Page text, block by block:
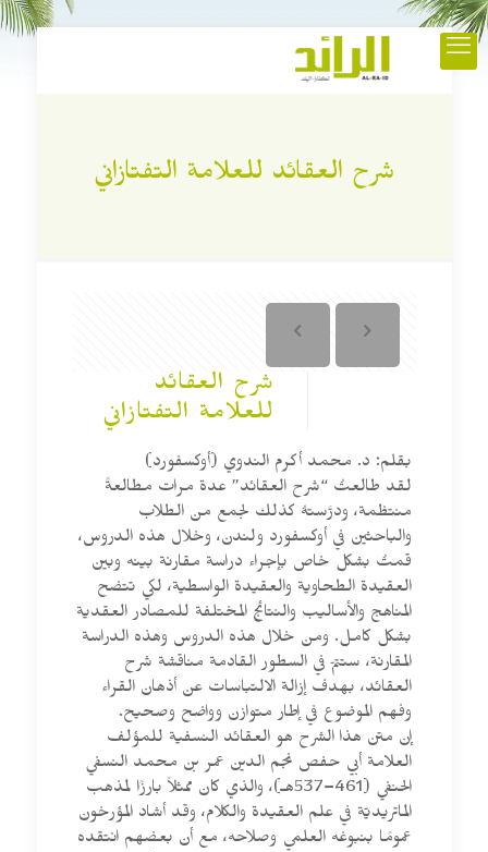
شرح العقائد للعلامة التفتازاني
شرح العقائد
للعلامة التفتازاني
بقلم: د. محمد أكرم الندوي (أوكسفورد)
لقد طالعتُ “شرح العقائد” عدة مرات مطالعةً
منتظمة، ودرَّستهُ كذلك لجمع من الطلاب
والباحثين في أوكسفورد ولندن، وخلال هذه الدروس،
قمتُ بشكل خاص بإجراء دراسة مقارنة بينه وبين
العقيدة الطحاوية والعقيدة الواسطية، لكي تتضح
المناهج والأساليب والنتائج المختلفة للمصادر العقدية
بشكل كامل. ومن خلال هذه الدروس وهذه الدراسة
المقارنة، ستتمّ في السطور القادمة مناقشة شرح
العقائد، بهدف إزالة الالتباسات عن أذهان القراء
وفهم الموضوع في إطار متوازن وواضح وصحيح.
إن متن هذا الشرح هو العقائد النسفية للمؤلف
العلامة أبي حفص نجم الدين عمر بن محمد النسفي
الحنفي (461–537هـ)، والذي كان ممثلاً بارزًا لمذهب
الماتريديّة في علم العقيدة والكلام، وقد أشاد المؤرخون
عمومًا بنبوغه العلمي وصلاحه، مع أن بعضهم انتقده